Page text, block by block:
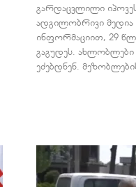
გარდაცვლილი
ადგილობრივი მედია
ინფორმაციით, 29
გაგუდეს. ახლობლები
ეძებდნენ.